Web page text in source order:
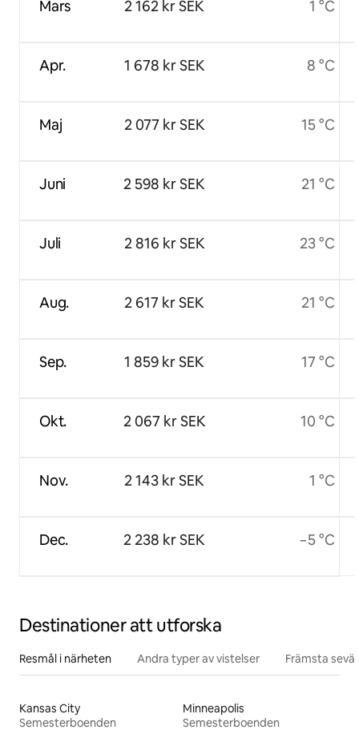
Mars
Apr.
Maj
Juni
Juli
Aug.
Sep.
Okt.
Nov.
Dec.
2 162 kr SEK
1 678 kr SEK
2 077 kr SEK
2 598 kr SEK
2 816 kr SEK
2 617 kr SEK
1 859 kr SEK
2 067 kr SEK
2 143 kr SEK
2 238 kr SEK
1 °C
8 °C
15 °C
21 °C
23 °C
21 °C
17 °C
10 °C
1 °C
−5 °C
Destinationer att utforska
Resmål i närheten Andra typer av vistelser Främsta
Kansas City
Semesterboenden
Minneapolis
Semesterboenden